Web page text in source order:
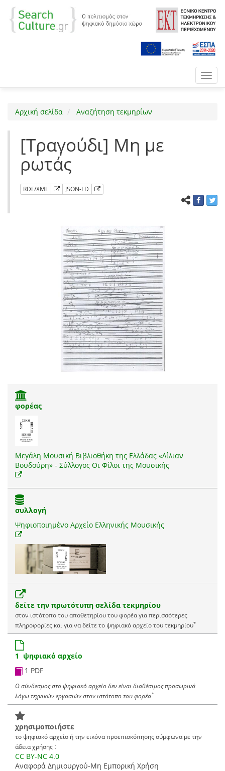
Αρχική σελίδα Αναζήτηση τεκμηρίων
[Τραγούδι] Μη με
ρωτάς
RDF/XML JSON-LD
φορέας
Μεγάλη Μουσική Βιβλιοθήκη της Ελλάδας «Λίλιαν
Βουδούρη» - Σύλλογος Οι Φίλοι της Μουσικής
συλλογή
Ψηφιοποιημένο Αρχείο Ελληνικής Μουσικής
δείτε την πρωτότυπη σελίδα τεκμηρίου
στον ιστότοπο του αποθετηρίου του φορέα για περισσότερες
πληροφορίες και για να δείτε το ψηφιακό αρχείο του τεκμηρίου*
1 ψηφιακό αρχείο
1 PDF
Ο σύνδεσμος στο ψηφιακό αρχείο δεν είναι διαθέσιμος προσωρινά
λόγω τεχνικών εργασιών στον ιστότοπο του φορέα*
χρησιμοποιήστε
το ψηφιακό αρχείο ή την εικόνα προεπισκόπησης σύμφωνα με την
άδεια χρήσης :
CC BY-NC 4.0
Αναφορά Δημιουργού-Μη Εμπορική Χρήση